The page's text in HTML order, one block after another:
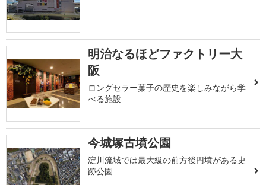
明治なるほどファクトリー大
阪
ロングセラー菓子の歴史を楽しみながら学
べる施設
今城塚古墳公園
淀川流域では最大級の前方後円墳がある史
跡公園